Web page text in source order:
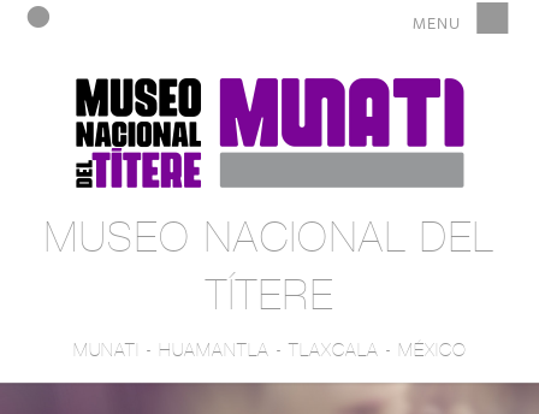
MUSEO NACIONAL DEL
TÍTERE
MUNATI - HUAMANTLA - TLAXCALA - MÉXICO